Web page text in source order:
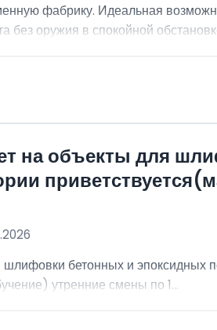
фабрику. Идеальная
без оружия в спокойной
на объекты для
бетонных и эпоксидных
утренние смены по 1...